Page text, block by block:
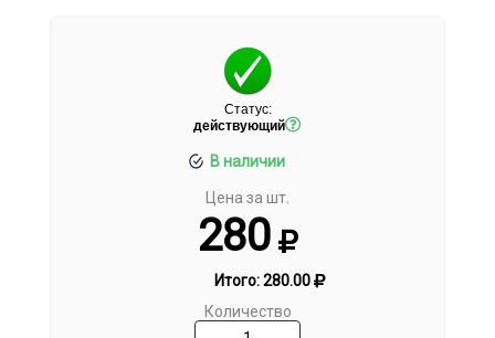
Статус:
действующий
В наличии
Цена за шт.
280
Итого:280.00
Количество